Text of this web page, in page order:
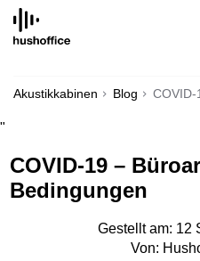
SKIP
CONTENT
Akustikkabinen Blog
"
COVID-19 –
Bedingungen
Gestellt am: 12
Von: